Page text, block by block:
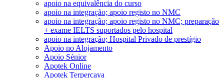
apoio na equivalência do curso
apoio na integração; apoio registo no NMC
apoio na integração; apoio registo no NMC; preparação
+ exame IELTS suportados pelo hospital
apoio na integração; Hospital Privado de prestígio
Apoio no Alojamento
Apoio Sénior
Apotek Online
Apotek Terpercaya